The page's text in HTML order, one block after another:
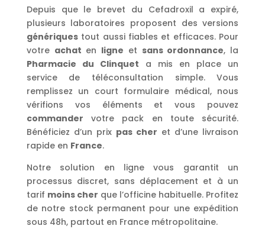
Depuis que le brevet du Cefadroxil a expiré,
plusieurs laboratoires proposent des versions
génériquestout aussi fiables et efficaces. Pour
votre achat en ligne et sans ordonnance, la
Pharmacie du Clinquet a mis en place un
service de téléconsultation simple. Vous
remplissez un court formulaire médical, nous
vérifions vos éléments et vous pouvez
commander votre pack en toute sécurité.
Bénéficiez d’un prix pas cher et d’une livraison
rapide en France.
Notre solution en ligne vous garantit un
processus discret, sans déplacement et à un
tarif moins cher que l’officine habituelle. Profitez
de notre stock permanent pour une expédition
sous 48h, partout en France métropolitaine.